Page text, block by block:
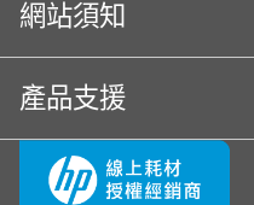
m254dw MFP
OmniBook Ultra Flip
hp Color LaserJet
網站須知
產品支援